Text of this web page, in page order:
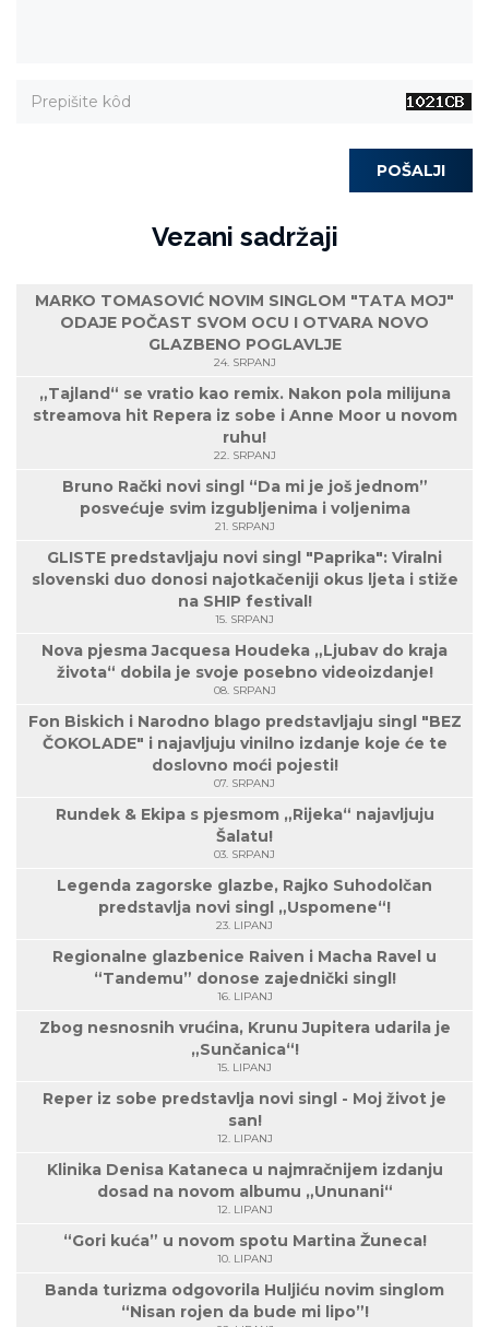
POŠALJI
Vezani sadržaji
MARKO TOMASOVIĆ NOVIM SINGLOM "TATA MOJ"
ODAJE POČAST SVOM OCU I OTVARA NOVO
GLAZBENO POGLAVLJE
24. SRPANJ
„Tajland“ se vratio kao remix. Nakon pola milijuna
streamova hit Repera iz sobe i Anne Moor u novom
ruhu!
22. SRPANJ
Bruno Rački novi singl “Da mi je još jednom”
posvećuje svim izgubljenima i voljenima
21. SRPANJ
GLISTE predstavljaju novi singl "Paprika": Viralni
slovenski duo donosi najotkačeniji okus ljeta i stiže
na SHIP festival!
15. SRPANJ
Nova pjesma Jacquesa Houdeka „Ljubav do kraja
života“ dobila je svoje posebno videoizdanje!
08. SRPANJ
Fon Biskich i Narodno blago predstavljaju singl "BEZ
ČOKOLADE" i najavljuju vinilno izdanje koje će te
doslovno moći pojesti!
07. SRPANJ
Rundek & Ekipa s pjesmom „Rijeka“ najavljuju
Šalatu!
03. SRPANJ
Legenda zagorske glazbe, Rajko Suhodolčan
predstavlja novi singl „Uspomene“!
23. LIPANJ
Regionalne glazbenice Raiven i Macha Ravel u
“Tandemu” donose zajednički singl!
16. LIPANJ
Zbog nesnosnih vrućina, Krunu Jupitera udarila je
„Sunčanica“!
15. LIPANJ
Reper iz sobe predstavlja novi singl - Moj život je
san!
12. LIPANJ
Klinika Denisa Kataneca u najmračnijem izdanju
dosad na novom albumu „Ununani“
12. LIPANJ
“Gori kuća” u novom spotu Martina Žuneca!
10. LIPANJ
Banda turizma odgovorila Huljiću novim singlom
“Nisan rojen da bude mi lipo”!